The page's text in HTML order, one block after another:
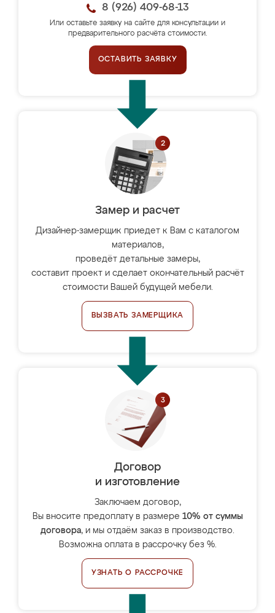
8 (926) 409-68-13
Или оставьте заявку на сайте для консультации и
предварительного расчёта стоимости.
ОСТАВИТЬ ЗАЯВКУ
Замер и расчет
Дизайнер-замерщик приедет к Вам с каталогом
материалов,
проведёт детальные замеры,
составит проект и сделает окончательный расчёт
стоимости Вашей будущей мебели.
ВЫЗВАТЬ ЗАМЕРЩИКА
Договор
и изготовление
Заключаем договор,
Вы вносите предоплату в размере 10% от суммы
договора, и мы отдаём заказ в производство.
Возможна оплата в рассрочку без %.
УЗНАТЬ О РАССРОЧКЕ